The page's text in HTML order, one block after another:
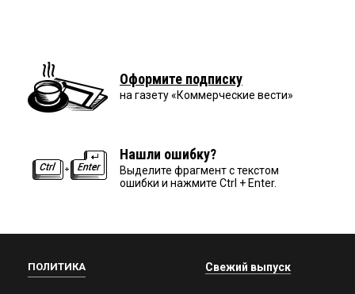
Оформите подписку
на газету «Коммерческие вести»
Нашли ошибку?
Выделите фрагмент с текстом
ошибки и нажмите Ctrl + Enter.
ПОЛИТИКА Свежий выпуск